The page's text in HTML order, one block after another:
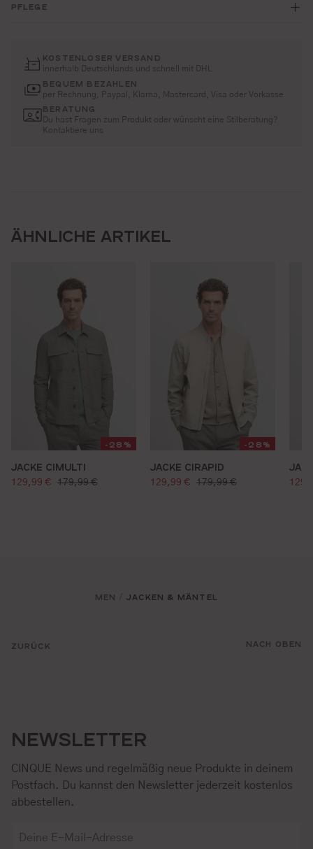
PFLEGE
KOSTENLOSER VERSAND
innerhalb Deutschlands und schnell mit DHL
BEQUEM BEZAHLEN
per Rechnung, Paypal, Klarna, Mastercard, Visa oder Vorkasse
BERATUNG
Du hast Fragen zum Produkt oder wünscht eine Stilberatung?
Kontaktiere uns
ÄHNLICHE ARTIKEL
-28%
JACKE CIMULTI
verkaufspreis:
129,99 € regulärer preis:
179,99 €
-28%
JACKE CIRAPID
verkaufspreis:
129,99 € regulärer preis:
179,99 €
ZURÜCK
MEN JACKEN & MÄNTEL
NACH OBEN
NEWSLETTER
CINQUE News und regelmäßig neue Produkte in deinem
Postfach. Du kannst den Newsletter jederzeit kostenlos
abbestellen.